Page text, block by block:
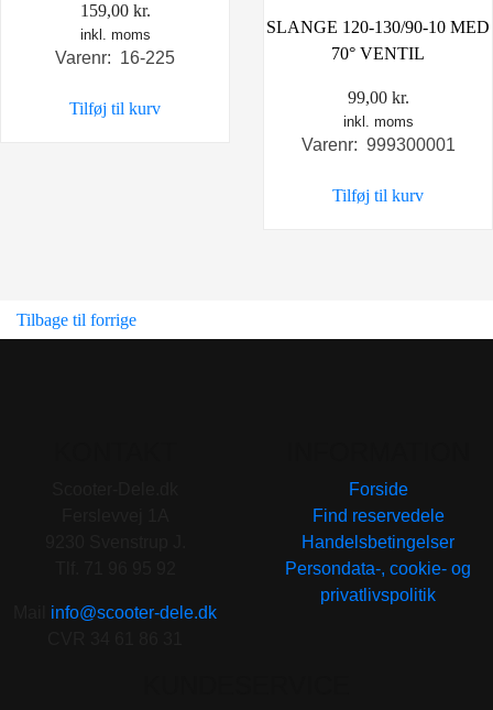
159,00 kr.
inkl. moms
Varenr: 16-225
Tilføj til kurv
SLANGE 120-130/90-10 MED
70° VENTIL
99,00 kr.
inkl. moms
Varenr: 999300001
Tilføj til kurv
Tilbage til forrige
info@scooter-dele.dk
Forside
Find reservedele
Handelsbetingelser
Persondata-, cookie- og
privatlivspolitik